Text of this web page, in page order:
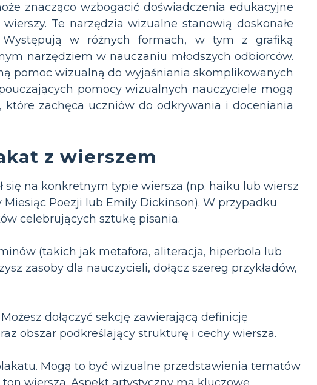
znacząco wzbogacić doświadczenia edukacyjne
Te narzędzia wizualne stanowią doskonałe
w różnych formach, w tym z grafiką
narzędziem w nauczaniu młodszych odbiorców.
pomoc wizualną do wyjaśniania skomplikowanych
pomocy wizualnych nauczyciele mogą
zachęca uczniów do odkrywania i doceniania
z wierszem
się na konkretnym typie wiersza (np. haiku lub wiersz
Poezji lub Emily Dickinson). W przypadku
celebrujących sztukę pisania.
(takich jak metafora, aliteracja, hiperbola lub
zasoby dla nauczycieli, dołącz szereg przykładów,
dołączyć sekcję zawierającą definicję
obszar podkreślający strukturę i cechy wiersza.
Mogą to być wizualne przedstawienia tematów